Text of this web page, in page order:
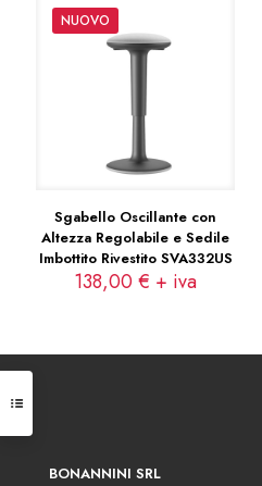
NUOVO
Sgabello Oscillante con
Altezza Regolabile e Sedile
Imbottito Rivestito SVA332US
138,00€ + iva
BONANNINI SRL